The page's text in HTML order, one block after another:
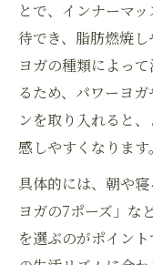
とで、インナーマ
待でき、脂肪燃焼し
ヨガの種類によっ
るため、パワーヨ
ンを取り入れると
感しやすくなります。
具体的には、朝や
ヨガの7ポーズ」な
を選ぶのがポイン